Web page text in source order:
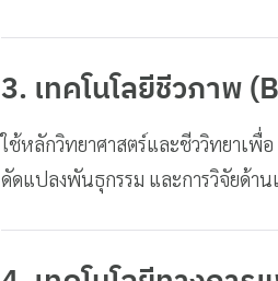
3. เทคโนโลยีชีวภาพ
ใช้หลักวิทยาศาสตร์และชีววิทยาเพื่อ
ดัดแปลงพันธุกรรม และการวิจัยด้าน